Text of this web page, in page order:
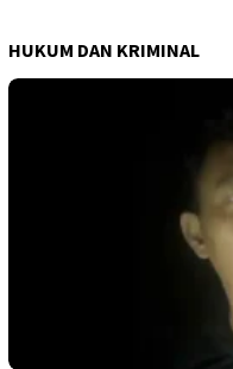
HUKUM DAN KRIMINAL